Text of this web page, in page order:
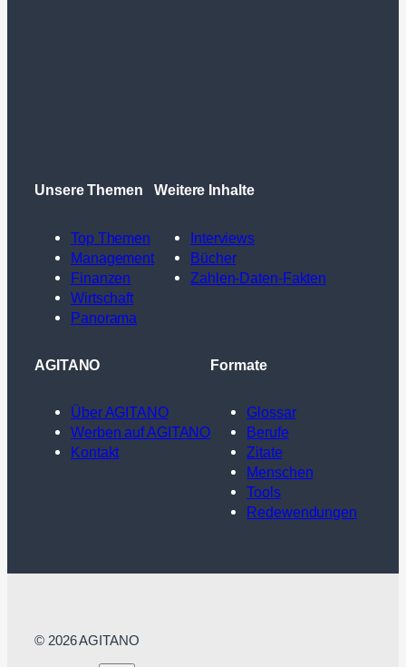
Unsere Themen
Top Themen
Management
Finanzen
Wirtschaft
Panorama
Weitere Inhalte
Interviews
Bücher
Zahlen-Daten-Fakten
AGITANO
Über AGITANO
Werben auf AGITANO
Kontakt
Formate
Glossar
Berufe
Zitate
Menschen
Tools
Redewendungen
© 2026 AGITANO